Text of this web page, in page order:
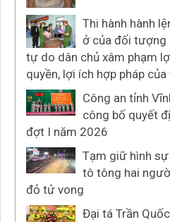
Thi hành hành
ở của đối tượng
tự do dân chủ xâm phạm
quyền, lợi ích hợp pháp
Công an tỉnh
công bố quyết
đợt I năm 2026
Tạm giữ hình
tô tông hai
đỏ tử vong
Đại tá Trần